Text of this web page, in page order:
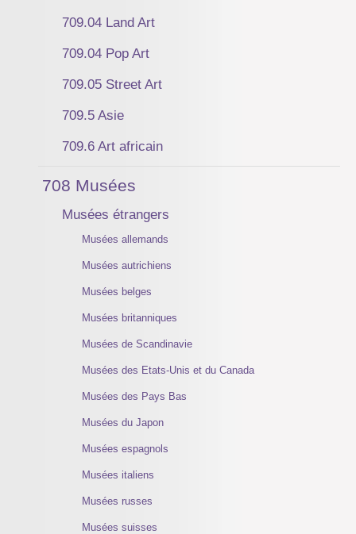
709.04 Land Art
709.04 Pop Art
709.05 Street Art
709.5 Asie
709.6 Art africain
708 Musées
Musées étrangers
Musées allemands
Musées autrichiens
Musées belges
Musées britanniques
Musées de Scandinavie
Musées des Etats-Unis et du Canada
Musées des Pays Bas
Musées du Japon
Musées espagnols
Musées italiens
Musées russes
Musées suisses